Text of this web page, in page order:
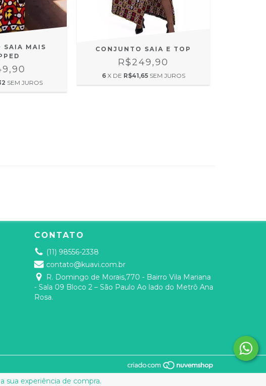
sua experiência de compra.
SAIA MAIS
SEM JUROS
CONJUNTO SAIA E TOP
R$249,90
6 X DE R$41,65 SEM JUROS
CONTATO
(11) 98556-2338
contato@kuavi.com.br
R. Domingo de Morais,770 - Bairro Vila Mariana
- Sala 09 Bloco 2 – São Paulo Ao lado do Metrô Ana
Rosa.